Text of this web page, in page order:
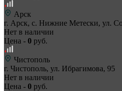
Арск
г. Арск, с. Нижние Метески, ул.
Нет в наличии
Цена - 0 руб.
Чистополь
г. Чистополь, ул. Ибрагимова, 95
Нет в наличии
Цена - 0 руб.